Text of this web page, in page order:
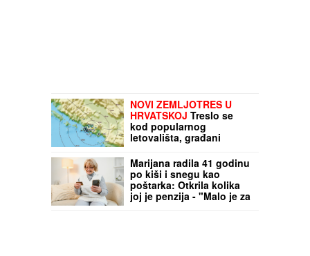
NOVI ZEMLJOTRES U
HRVATSKOJ Treslo se
kod popularnog
letovališta, građani
uznemireni: "Kratko je
trajao, ali je bio jak"
Marijana radila 41 godinu
po kiši i snegu kao
poštarka: Otkrila kolika
joj je penzija - "Malo je za
toliko godina službe"